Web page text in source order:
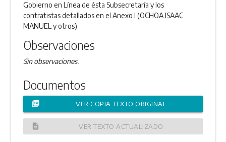
Gobierno en Línea de ésta Subsecretaría y los
contratistas detallados en el Anexo I (OCHOA ISAAC
MANUEL y otros)
Observaciones
Sin observaciones.
Documentos
picture_as_pdf VER COPIA TEXTO ORIGINAL
description VER TEXTO ACTUALIZADO